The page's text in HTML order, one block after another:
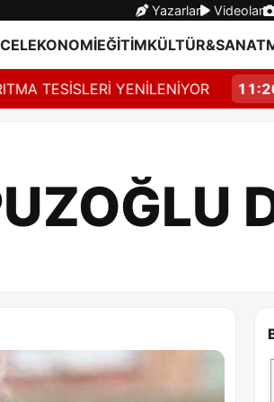
Yazarlar Videolar
EKONOMİEĞİTİMKÜLTÜR&SANAT
TESİSLERİ YENİLENİYOR 11:20